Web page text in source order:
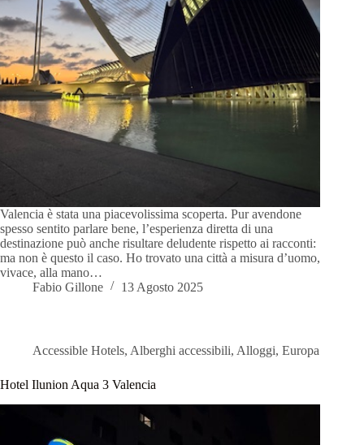
Valencia è stata una piacevolissima scoperta. Pur avendone
spesso sentito parlare bene, l’esperienza diretta di una
destinazione può anche risultare deludente rispetto ai racconti:
ma non è questo il caso. Ho trovato una città a misura d’uomo,
vivace, alla mano…
Fabio Gillone
13 Agosto 2025
Accessible Hotels, Alberghi accessibili, Alloggi, Europa
Hotel Ilunion Aqua 3 Valencia